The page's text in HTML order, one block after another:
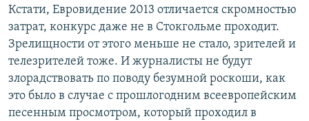
Кстати, Евровидение 2013 отличается скромностью
затрат, конкурс даже не в Стокгольме проходит.
Зрелищности от этого меньше не стало, зрителей и
телезрителей тоже. И журналисты не будут
злорадствовать по поводу безумной роскоши, как
это было в случае с прошлогодним всеевропейским
песенным просмотром, который проходил в